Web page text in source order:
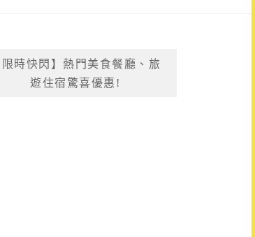
限時快閃】熱門美食餐廳、旅
遊住宿驚喜優惠!